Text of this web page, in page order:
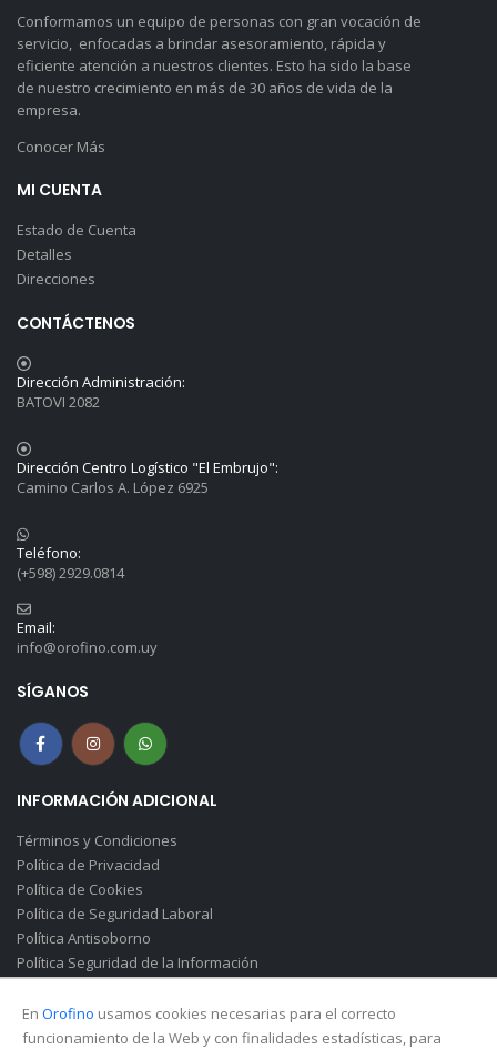
Conformamos un equipo de personas con gran vocación de
servicio, enfocadas a brindar asesoramiento, rápida y
eficiente atención a nuestros clientes. Esto ha sido la base
de nuestro crecimiento en más de 30 años de vida de la
empresa.
Conocer Más
MI CUENTA
Estado de Cuenta
Detalles
Direcciones
CONTÁCTENOS
Dirección Administración:
BATOVI 2082
Dirección Centro Logístico "El Embrujo":
Camino Carlos A. López 6925
Teléfono:
(+598) 2929.0814
Email:
info@orofino.com.uy
SÍGANOS
INFORMACIÓN ADICIONAL
Términos y Condiciones
Política de Privacidad
Política de Cookies
Política de Seguridad Laboral
Política Antisoborno
Política Seguridad de la Información
En Orofino usamos cookies necesarias para el correcto
funcionamiento de la Web y con finalidades estadísticas, para